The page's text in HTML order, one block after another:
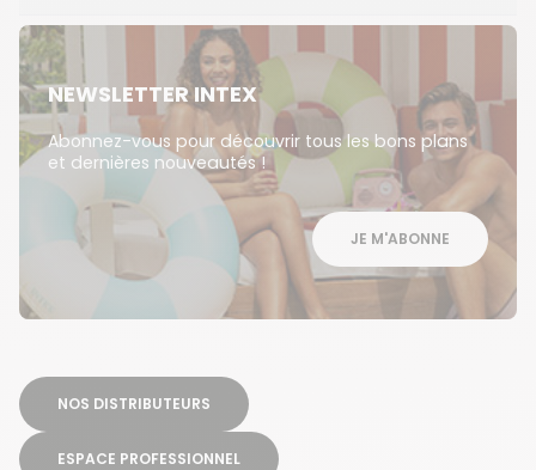
NEWSLETTER INTEX
Abonnez-vous pour découvrir tous les bons plans
et dernières nouveautés !
JE M'ABONNE
NOS DISTRIBUTEURS
ESPACE PROFESSIONNEL